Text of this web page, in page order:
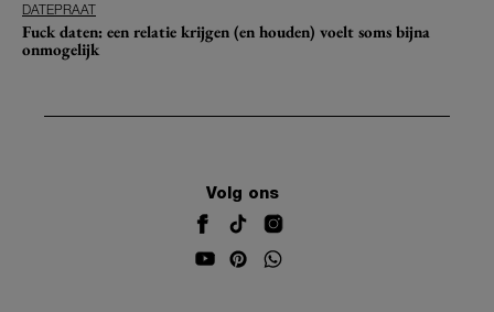
DATEPRAAT
Fuck daten: een relatie krijgen (en houden) voelt soms bijna
onmogelijk
Volg ons